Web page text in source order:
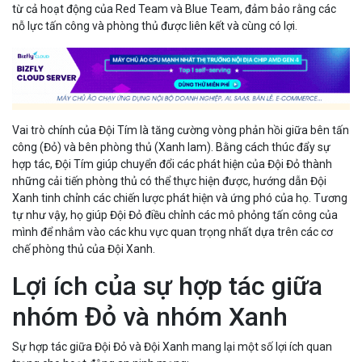
từ cả hoạt động của Red Team và Blue Team, đảm bảo rằng các
nỗ lực tấn công và phòng thủ được liên kết và cùng có lợi.
Vai trò chính của Đội Tím là tăng cường vòng phản hồi giữa bên tấn
công (Đỏ) và bên phòng thủ (Xanh lam). Bằng cách thúc đẩy sự
hợp tác, Đội Tím giúp chuyển đổi các phát hiện của Đội Đỏ thành
những cải tiến phòng thủ có thể thực hiện được, hướng dẫn Đội
Xanh tinh chỉnh các chiến lược phát hiện và ứng phó của họ. Tương
tự như vậy, họ giúp Đội Đỏ điều chỉnh các mô phỏng tấn công của
mình để nhắm vào các khu vực quan trọng nhất dựa trên các cơ
chế phòng thủ của Đội Xanh.
Lợi ích của sự hợp tác giữa
nhóm Đỏ và nhóm Xanh
Sự hợp tác giữa Đội Đỏ và Đội Xanh mang lại một số lợi ích quan